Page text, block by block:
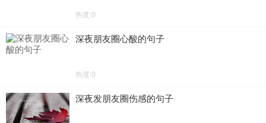
热度:0
深夜朋友圈心酸的句子
热度:0
深夜发朋友圈伤感的句子